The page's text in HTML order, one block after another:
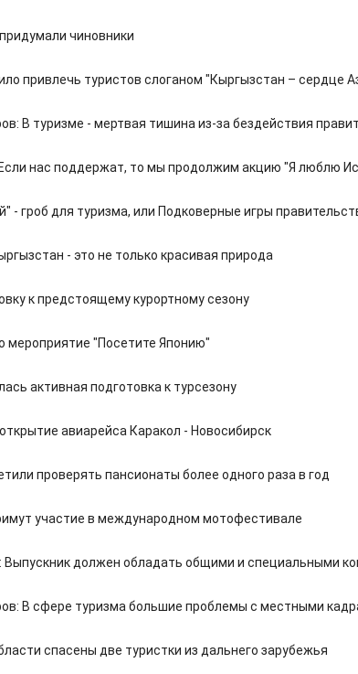
чиновники
привлечь туристов слоганом "Кыргызстан – сердце
В туризме - мертвая тишина из-за бездействия
нас поддержат, то мы продолжим акцию "Я люблю
- гроб для туризма, или Подковерные игры
- это не только красивая природа
к предстоящему курортному сезону
мероприятие "Посетите Японию"
активная подготовка к турсезону
авиарейса Каракол - Новосибирск
проверять пансионаты более одного раза в год
участие в международном мотофестивале
Выпускник должен обладать общими и специальными
В сфере туризма большие проблемы с местными
спасены две туристки из дальнего зарубежья